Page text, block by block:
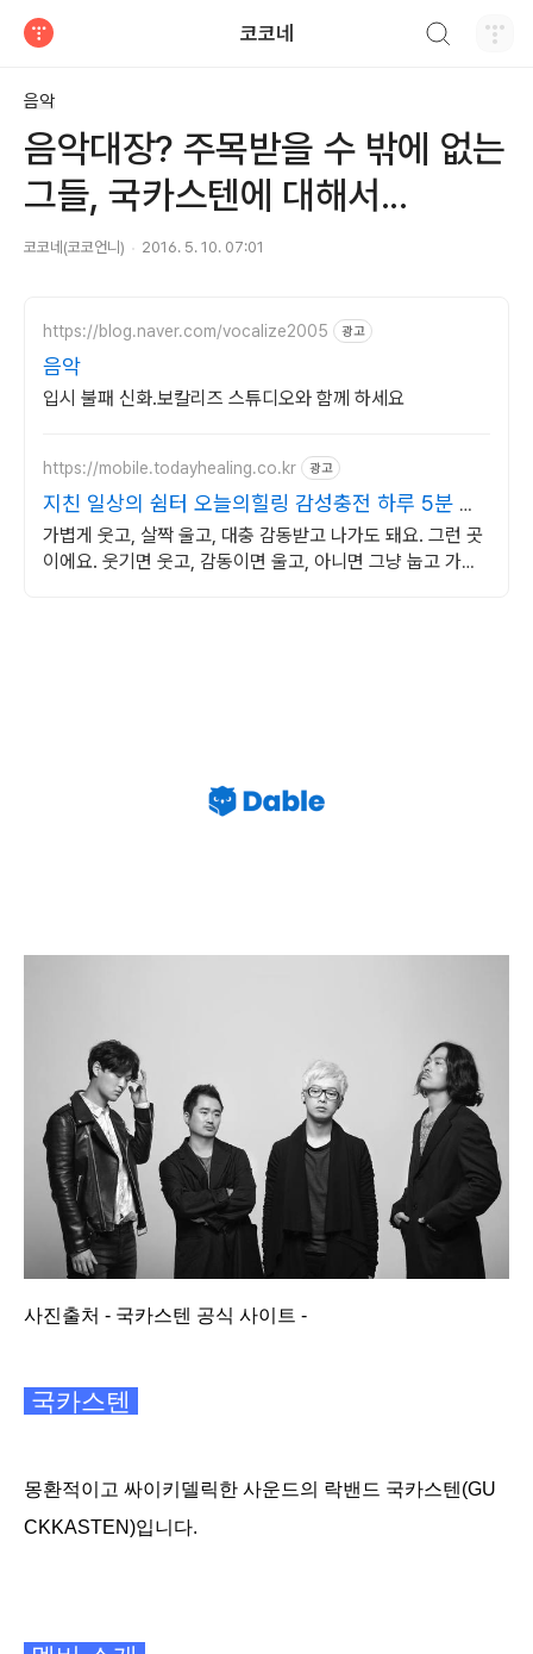
코코네
음악
음악대장? 주목받을 수 밖에 없는
그들, 국카스텐에 대해서...
코코네(코코언니) 2016. 5. 10. 07:01
https://blog.naver.com/vocalize2005 광고
음악
입시 불패 신화.보칼리즈 스튜디오와 함께 하세요
https://mobile.todayhealing.co.kr 광고
지친 일상의 쉼터 오늘의힐링 감성충전 하루 5분 힐
링타임
가볍게 웃고, 살짝 울고, 대충 감동받고 나가도 돼요. 그런 곳
이에요. 웃기면 웃고, 감동이면 울고, 아니면 그냥 눕고 가세
사진출처 - 국카스텐 공식 사이트 -
국카스텐
몽환적이고 싸이키델릭한 사운드의 락밴드 국카스텐(GU
CKKASTEN)입니다.